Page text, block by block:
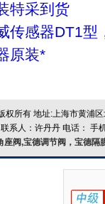
特采到货
传感器DT1型
原装*
权所有 地址:上海市黄浦
联系人：许丹丹 电话： 手
座阀,宝德调节阀，宝德